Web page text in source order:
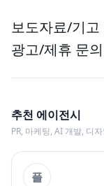
보도자료/기
광고/제휴 문
추천 에이전시
PR, 마케팅, AI 개발, 디
플